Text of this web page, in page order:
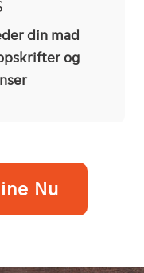
din mad
og
Nu